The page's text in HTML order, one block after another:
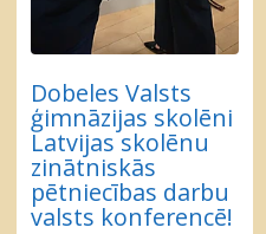
Dobeles Valsts
ģimnāzijas skolēni
Latvijas skolēnu
zinātniskās
pētniecības darbu
valsts konferencē!